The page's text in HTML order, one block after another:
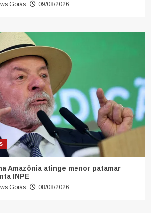
Goiás 09/08/2026
Amazônia atinge menor patamar
INPE
Goiás 08/08/2026